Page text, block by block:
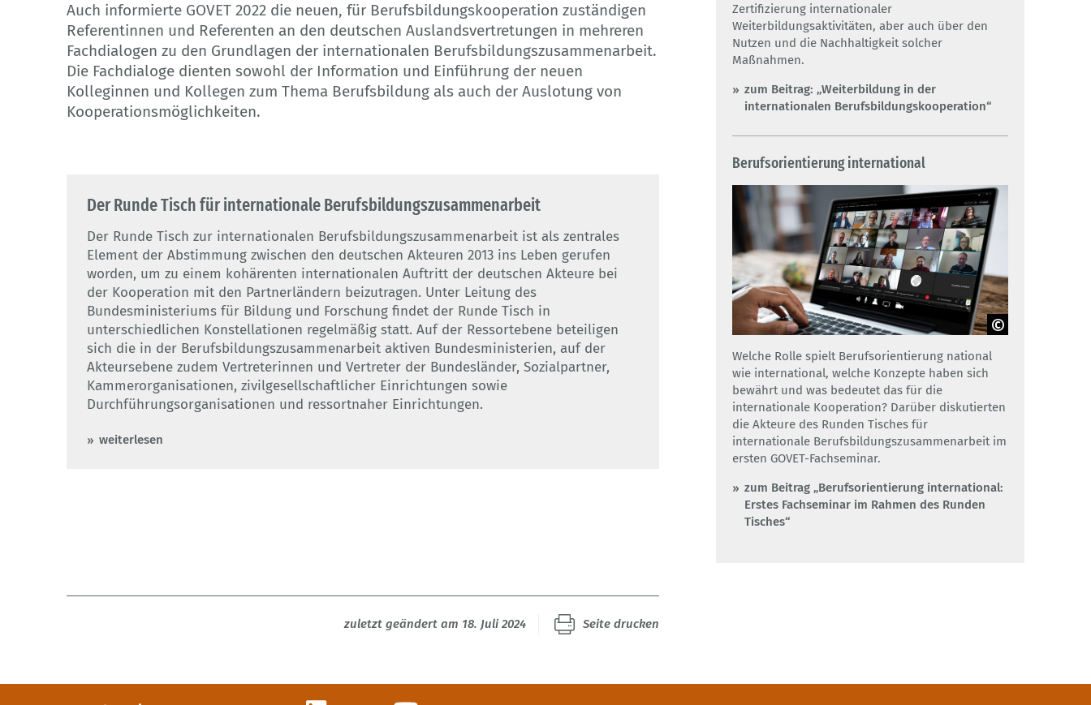
Auch informierte GOVET 2022 die neuen, für Berufsbildungskooperation zuständigen
Referentinnen und Referenten an den deutschen Auslandsvertretungen in mehreren
Fachdialogen zu den Grundlagen der internationalen Berufsbildungszusammenarbeit.
Die Fachdialoge dienten sowohl der Information und Einführung der neuen
Kolleginnen und Kollegen zum Thema Berufsbildung als auch der Auslotung von
Kooperationsmöglichkeiten.
Der Runde Tisch für internationale Berufsbildungszusammenarbeit
Der Runde Tisch zur internationalen Berufsbildungszusammenarbeit ist als zentrales
Element der Abstimmung zwischen den deutschen Akteuren 2013 ins Leben gerufen
worden, um zu einem kohärenten internationalen Auftritt der deutschen Akteure bei
der Kooperation mit den Partnerländern beizutragen. Unter Leitung des
Bundesministeriums für Bildung und Forschung findet der Runde Tisch in
unterschiedlichen Konstellationen regelmäßig statt. Auf der Ressortebene beteiligen
sich die in der Berufsbildungs­zusammenarbeit aktiven Bundesministerien, auf der
Akteursebene zudem Vertreterinnen und Vertreter der Bundesländer, Sozialpartner,
Kammerorganisationen, zivilgesellschaftlicher Einrichtungen sowie
Durchführungsorganisationen und ressort­naher Einrichtungen.
weiterlesen
Zertifizierung internationaler
Weiterbildungsaktivitäten, aber auch über den
Nutzen und die Nachhaltigkeit solcher
Maßnahmen.
zum Beitrag: „Weiterbildung in der
internationalen Berufsbildungskooperation“
Berufsorientierung international
Adobe Stock/GOVET
Welche Rolle spielt Berufsorientierung national
wie international, welche Konzepte haben sich
bewährt und was bedeutet das für die
internationale Kooperation? Darüber diskutierten
die Akteure des Runden Tisches für
internationale Berufsbildungszusammenarbeit im
ersten GOVET-Fachseminar.
zum Beitrag „Berufsorientierung international:
Erstes Fachseminar im Rahmen des Runden
Tisches“
zuletzt geändert am 18. Juli 2024 Seite drucken